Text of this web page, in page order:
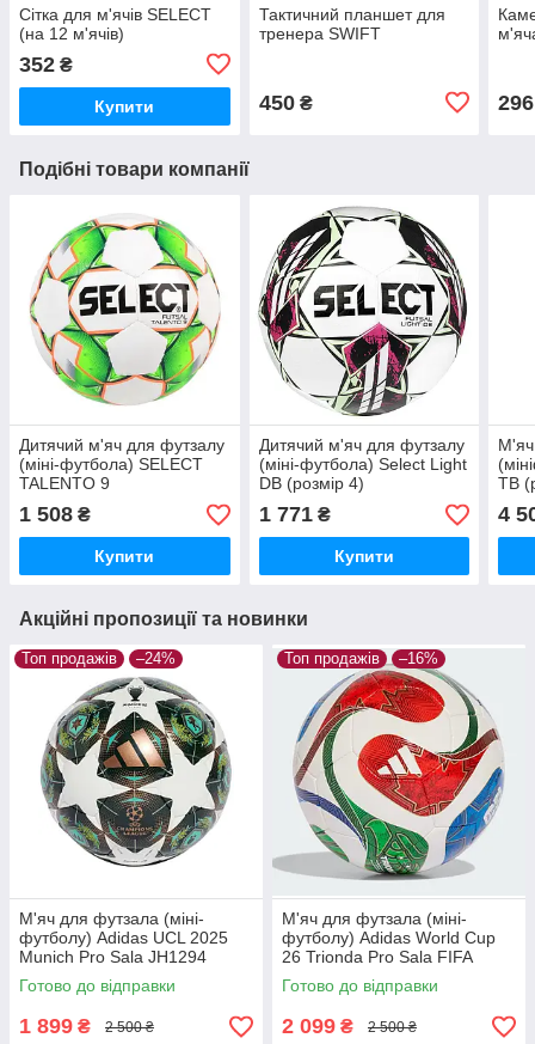
Сітка для м'ячів SELECT
(на 12 м'ячів)
352 ₴
Купити
Тактичний планшет для
тренера SWIFT
450₴ 296
Подібні товари компанії
Дитячий м'яч для футзалу
(міні-футбола) SELECT
TALENTO 9
1 508 ₴
Купити
Дитячий м'яч для футзалу
(міні-футбола) Select Light
DB (розмір 4)
1 771₴
Купити
М'яч
TB
4
Акційні пропозиції та новинки
Топ продажів –24%
М'яч для футзала (міні-
футболу) Adidas UCL 2025
Munich Pro Sala JH1294
(розмір 4)
Готово до відправки
1 899 ₴ 2 500 ₴
Топ продажів –16%
М'яч для футзала (міні-
футболу) Adidas World Cup
26 Trionda Pro Sala FIFA
JD8033 (розмір 4)
Готово до відправки
2 099 ₴ 2 500 ₴